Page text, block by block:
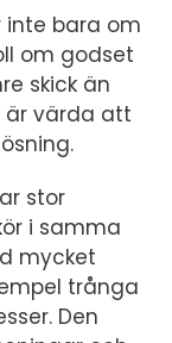
bara om
om godset
skick än
är värda att
stor
i samma
mycket
trånga
Den